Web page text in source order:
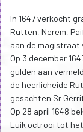
In 1647 verkocht
Rutten, Nerem,
aan de magistraat
Op 3 december
gulden aan
de heerlicheide
gesachten Sr
Op 28 april 1648
Luik octrooi tot